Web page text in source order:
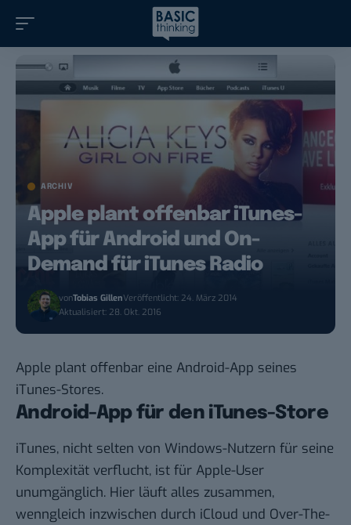
ARCHIV
Apple plant offenbar iTunes-
App für Android und On-
Demand für iTunes Radio
vonTobias GillenVeröffentlicht: 24. März 2014
Aktualisiert: 28. Okt. 2016
Apple plant offenbar eine Android-App seines
iTunes-Stores.
Android-App für den iTunes-Store
iTunes, nicht selten von Windows-Nutzern für seine
Komplexität verflucht, ist für Apple-User
unumgänglich. Hier läuft alles zusammen,
wenngleich inzwischen durch iCloud und Over-The-